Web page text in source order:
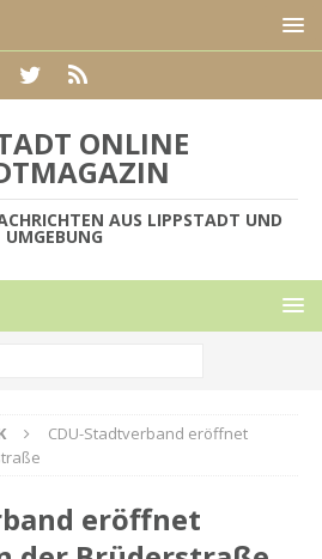
ONLINE
AUS LIPPSTADT UND
UMGEBUNG
CDU-Stadtverband eröffnet
eröffnet